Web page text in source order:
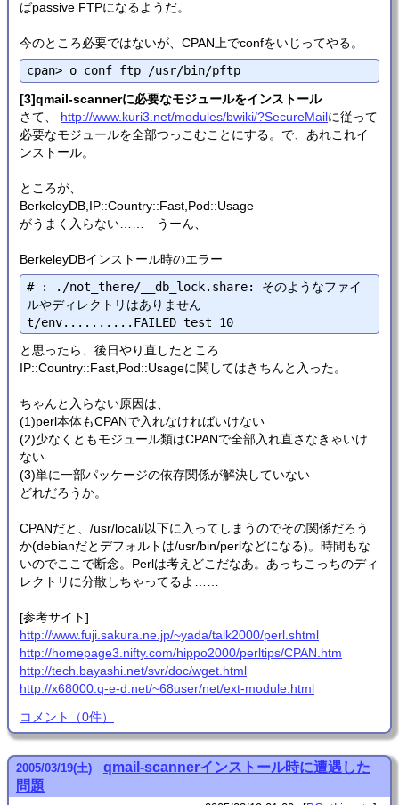
ばpassive FTPになるようだ。
今のところ必要ではないが、CPAN上でconfをいじってやる。
[3]qmail-scannerに必要なモジュールをインストール
さて、 http://www.kuri3.net/modules/bwiki/?SecureMailに従って
必要なモジュールを全部つっこむことにする。で、あれこれイ
ンストール。
ところが、
BerkeleyDB,IP::Country::Fast,Pod::Usage
がうまく入らない…… うーん、
BerkeleyDBインストール時のエラー
# : ./not_there/__db_lock.share: そのようなファイ
ルやディレクトリはありません
と思ったら、後日やり直したところ
IP::Country::Fast,Pod::Usageに関してはきちんと入った。
ちゃんと入らない原因は、
(1)perl本体もCPANで入れなければいけない
(2)少なくともモジュール類はCPANで全部入れ直さなきゃいけ
ない
(3)単に一部パッケージの依存関係が解決していない
どれだろうか。
CPANだと、/usr/local/以下に入ってしまうのでその関係だろう
か(debianだとデフォルトは/usr/bin/perlなどになる)。時間もな
いのでここで断念。Perlは考えどこだなあ。あっちこっちのディ
レクトリに分散しちゃってるよ……
[参考サイト]
http://www.fuji.sakura.ne.jp/~yada/talk2000/perl.shtml
http://homepage3.nifty.com/hippo2000/perltips/CPAN.htm
http://tech.bayashi.net/svr/doc/wget.html
http://x68000.q-e-d.net/~68user/net/ext-module.html
コメント （0件）
2005/03/19(土)
qmail-scannerインストール時に遭遇した
問題